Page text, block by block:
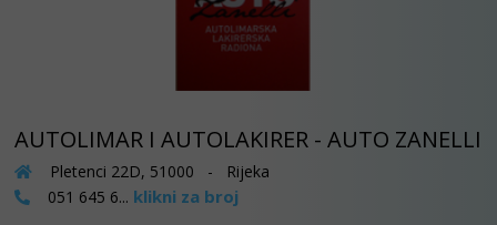
AUTOLIMAR I AUTOLAKIRER - AUTO ZANELLI
Pletenci 22D, 51000 - Rijeka
051 645 6... klikni za broj